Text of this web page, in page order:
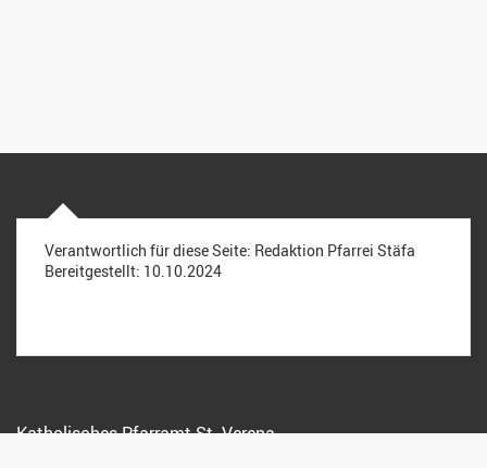
Katholisches Pfarramt St. Verena
Verantwortlich für diese Seite: Redaktion Pfarrei Stäfa
Bereitgestellt: 10.10.2024